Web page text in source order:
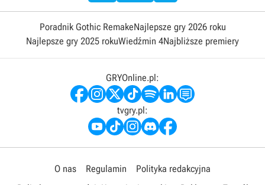
Poradnik Gothic RemakeNajlepsze gry 2026 roku
Najlepsze gry 2025 rokuWiedźmin 4Najbliższe premiery
GRYOnline.pl:
tvgry.pl:
O nas Regulamin
Polityka redakcyjna